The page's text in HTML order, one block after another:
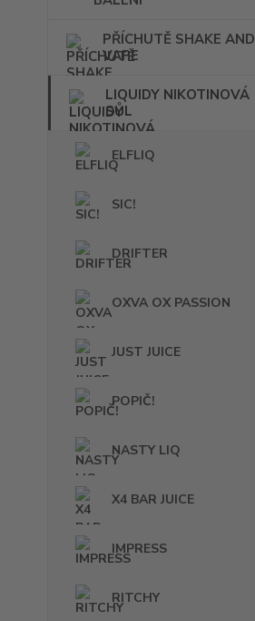
PŘÍCHUTĚ SHAKE AND
VAPE
LIQUIDY NIKOTINOVÁ
SŮL
ELFLIQ
SIC!
DRIFTER
OXVA OX PASSION
JUST JUICE
POPIČ!
NASTY LIQ
X4 BAR JUICE
IMPRESS
RITCHY